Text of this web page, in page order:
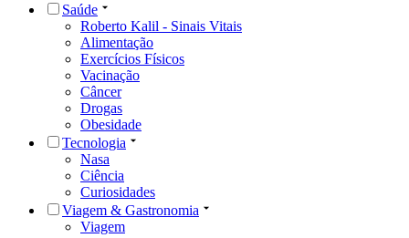
Saúde
Roberto Kalil - Sinais Vitais
Alimentação
Exercícios Físicos
Vacinação
Câncer
Drogas
Obesidade
Tecnologia
Nasa
Ciência
Curiosidades
Viagem & Gastronomia
Viagem